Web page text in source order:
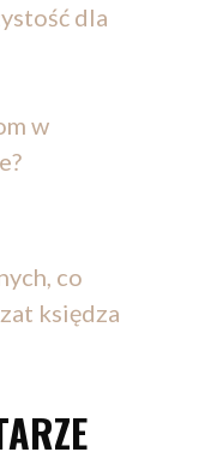
dla
w
co
księdza